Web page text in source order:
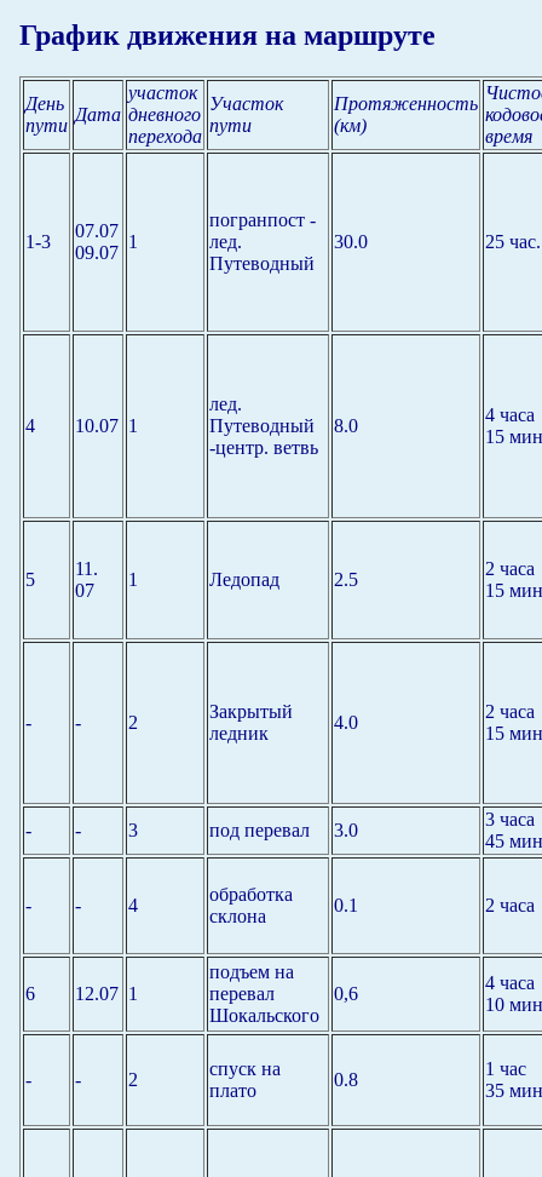
График движения на маршруте
День
пути
Дата
участок
дневного
перехода
Участок
пути
Протяженность
(км)
время
1-3
07.07
09.07
1
погранпост -
лед.
Путеводный
30.0 25 час.
4 10.07 1
лед.
Путеводный
-центр. ветвь
8.0
4 часа
15
5
11.
07
1 Ледопад 2.5
2 часа
15
- - 2
Закрытый
ледник
4.0
2 часа
15
- - 3 под перевал 3.0
3 часа
45
- - 4
обработка
склона
0.1 2 часа
6 12.07 1
подъем на
перевал
Шокальского
0,6
4 часа
10
- - 2
спуск на
плато
0.8
1 час
35